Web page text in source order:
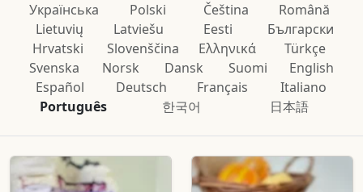
Українська Polski Čeština
Română
Lietuvių
Latviešu Eesti
Български
Hrvatski
Slovenščina Ελληνικά
Türkçe
Svenska
Norsk Dansk Suomi
English
Español
Deutsch Français
Italiano
Português
한국어 日本語